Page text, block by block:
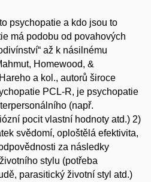
psychopatie a kdo jsou to
má podobu od povahových
až k násilnému
Homewood, &
a kol., autorů široce
PCL-R, je psychopatie
(např.
pocit vlastní hodnoty atd.) 2)
svědomí, oploštělá efektivita,
za následky
stylu (potřeba
parasitický životní styl atd.)